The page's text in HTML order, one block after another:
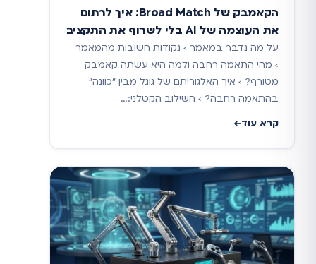
הקאמבק של Broad Match: איך לרתום
את העוצמה של AI בלי לשרוף את התקציב
על מה נדבר במאמר › נקודות חשובות מהמאמר
› מהי התאמה רחבה ולמה היא עשתה קאמבק
מטורף? › איך האלגוריתם של גוגל מבין "כוונה"
בהתאמה רחבה? › השילוב הקטלני:…
קרא עוד